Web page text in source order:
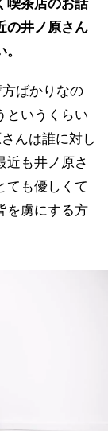
の井ノ原さん
ばかりなの
というくらい
んは誰に対し
近も井ノ原さ
ても優しくて
を虜にする方